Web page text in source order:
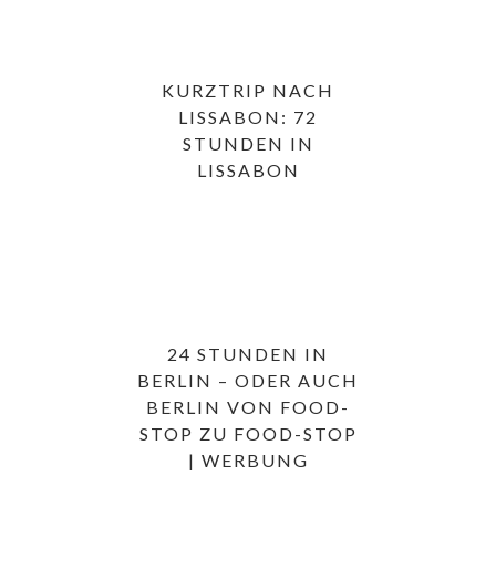
KURZTRIP NACH
LISSABON: 72
STUNDEN IN
LISSABON
24 STUNDEN IN
BERLIN – ODER AUCH
BERLIN VON FOOD-
STOP ZU FOOD-STOP
| WERBUNG